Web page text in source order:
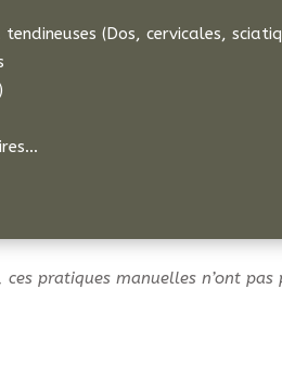
(Dos, cervicales,
pratiques manuelles n’ont